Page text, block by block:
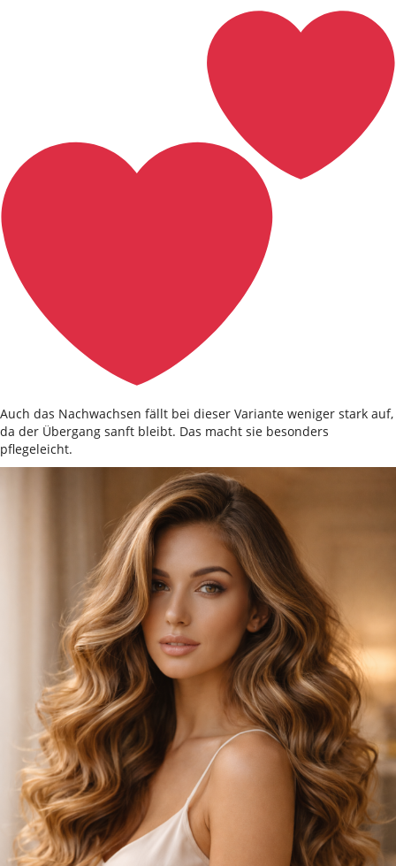
Auch das Nachwachsen fällt bei dieser Variante weniger stark auf,
da der Übergang sanft bleibt. Das macht sie besonders
pflegeleicht.